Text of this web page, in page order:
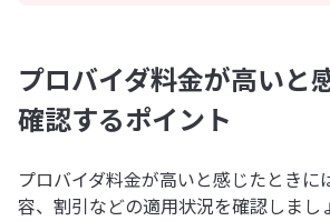
プロバイダ料金が高いと
確認するポイント
プロバイダ料金が高いと感じたときに
容、割引などの適用状況を確認しまし